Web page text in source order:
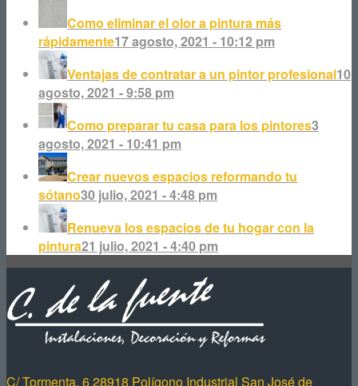
Como eliminar el olor a pintura más
rápidamente17 agosto, 2021 - 10:12 pm
Ventajas de contratar a un pintor profesional10
agosto, 2021 - 9:58 pm
Como preparar tu casa para los pintores3
agosto, 2021 - 10:41 pm
Crear nuevos espacios reformando tu
sótano30 julio, 2021 - 4:48 pm
Renueva los espacios de tu hogar con la
pintura21 julio, 2021 - 4:40 pm
C/ Tormenta, 6 28918 Polígono Industrial San José de